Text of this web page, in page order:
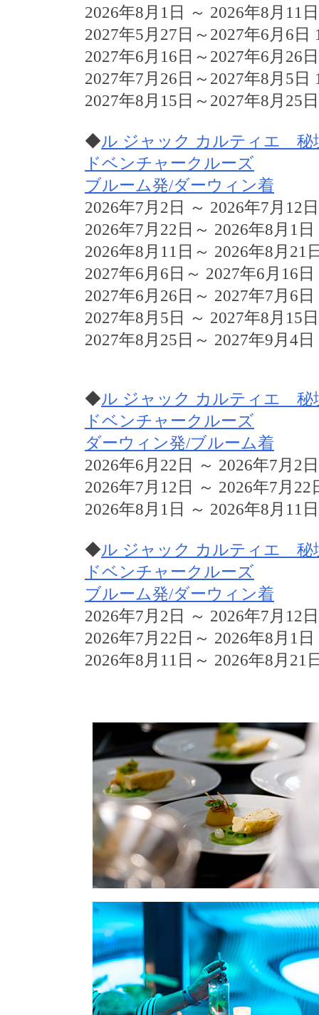
2026年8月1日 ～ 2026年8月11
2027年5月27日～2027年6月6日
2027年6月16日～2027年6月26
2027年7月26日～2027年8月5日
2027年8月15日～2027年8月25
◆ル ジャック カルティエ
ドベンチャークルーズ
ブルーム発/ダーウィン着
2026年7月2日 ～ 2026年7月12日
2026年7月22日～ 2026年8月1日
2026年8月11日～ 2026年8月21
2027年6月6日～ 2027年6月16日
2027年6月26日～ 2027年7月6日
2027年8月5日 ～ 2027年8月15日
2027年8月25日～ 2027年9月4日
◆ル ジャック カルティエ
ドベンチャークルーズ
ダーウィン発/ブルーム着
2026年6月22日 ～ 2026年7月2
2026年7月12日 ～ 2026年7月22
2026年8月1日 ～ 2026年8月11
◆ル ジャック カルティエ
ドベンチャークルーズ
ブルーム発/ダーウィン着
2026年7月2日 ～ 2026年7月12日
2026年7月22日～ 2026年8月1日
2026年8月11日～ 2026年8月21